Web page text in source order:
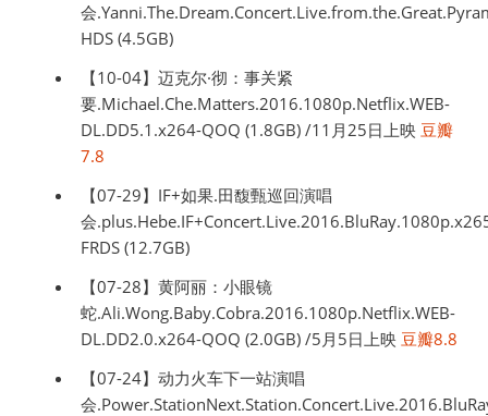
会
HDS (4.5GB)
【10-04】迈克尔·彻：事关紧
要.Michael.Che.Matters.2016.1080p.Netflix.WEB-
DL.DD5.1.x264-QOQ (1.8GB) /11月25日上映 豆瓣
7.8
【07-29】IF+如果.田馥甄巡回演唱
会
FRDS (12.7GB)
【07-28】黄阿丽：小眼镜
蛇.Ali.Wong.Baby.Cobra.2016.1080p.Netflix.WEB-
DL.DD2.0.x264-QOQ (2.0GB) /5月5日上映 豆瓣8.8
【07-24】动力火车下一站演唱
会